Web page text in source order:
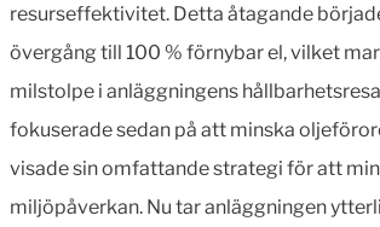
resurseffektivitet. Detta åtagande
övergång till 100 % förnybar el, vilket
milstolpe i anläggningens
fokuserade sedan på att minska
visade sin omfattande strategi för att
miljöpåverkan. Nu tar anläggningen